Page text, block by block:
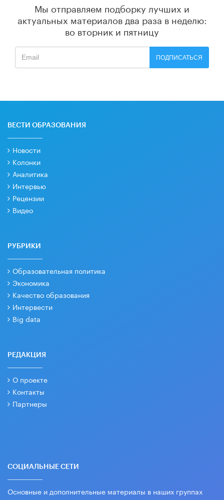
Мы отправляем подборку лучших и
актуальных материалов два раза в неделю:
во вторник и пятницу
ПОДПИСАТЬСЯ
ВЕСТИ ОБРАЗОВАНИЯ
Новости
Колонки
Аналитика
Интервью
Рецензии
Видео
РУБРИКИ
Образовательная политика
Экономика
Качество образования
Интервести
Big data
РЕДАКЦИЯ
О проекте
Контакты
Партнеры
СОЦИАЛЬНЫЕ СЕТИ
Основные и дополнительные материалы в наших группах